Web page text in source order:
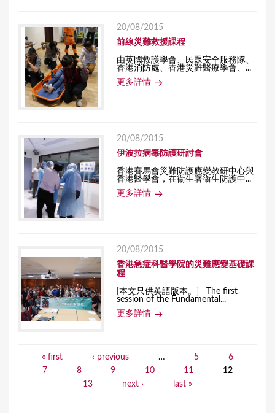
20/08/2015
前線災難救援課程
由英國救護學會、民眾安全服務隊、
香港消防處、香港災難醫療學會、...
更多詳情
20/08/2015
伊波拉病毒防護研討會
香港賽馬會災難防護應變教研中心與
香港醫學會，在衞生署衞生防護中...
更多詳情
20/08/2015
香港急症科醫學院的災難應變基礎課
程
[本文只供英語版本。] The first
session of the Fundamental...
更多詳情
« first ‹ previous … 5
6
7
8 9 10 11
12
13
next › last »